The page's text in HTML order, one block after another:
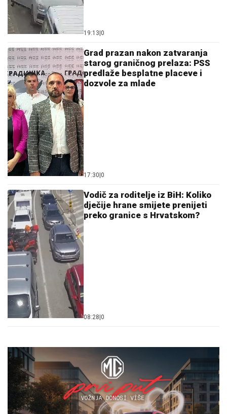
19:13 0
Grad prazan nakon zatvaranja
starog graničnog prelaza: PSS
predlaže besplatne placeve i
dozvole za mlade
17:30 0
Vodič za roditelje iz BiH: Koliko
dječije hrane smijete prenijeti
preko granice s Hrvatskom?
08:28 0